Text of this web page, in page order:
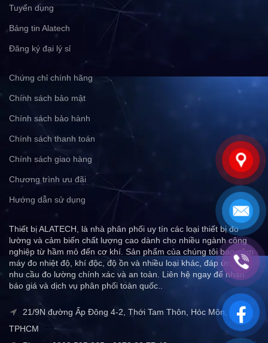
Tuyển dụng
Bảng tin Alatech
Đăng ký đại lý sỉ
Chứng chỉ chính hãng
Chính sách bảo mật
Chính sách bảo hành
Chính sách thanh toán
Chính sách giao hàng
Chương trình ưu đãi
Hướng dẫn sử dụng
Thiết bị ALATECH, là nhà phân phối uy tín các loại thiết bị đo
lường và cảm biến chất lượng cao dành cho nhiều ngành công
nghiệp từ hầm mỏ đến cơ khí. Sản phẩm của chúng tôi bao gồm
máy đo nhiệt độ, khí độc, độ ồn và nhiều loại khác, đáp ứng mọi
nhu cầu đo lường chính xác và an toàn. Liên hệ ngay để nhận
báo giá và dịch vụ phân phối toàn quốc..
21/9N đường Ấp Đông 4-2, Thới Tam Thôn, Hóc Môn,
TPHCM